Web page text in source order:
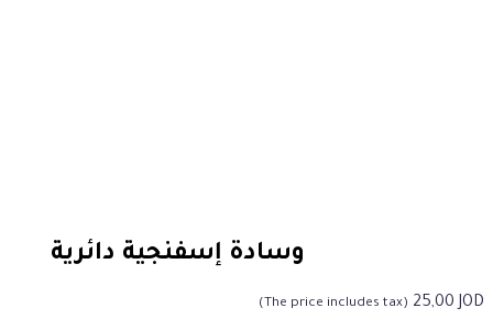
وسادة إسفنجية دائرية
25,00 JOD
(The price includes tax)